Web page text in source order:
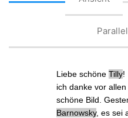
Liebe schöneTilly!
ich danke vor
schöne Bild .
Barnowsky, es sei